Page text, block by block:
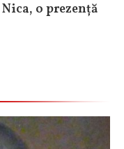
o prezență